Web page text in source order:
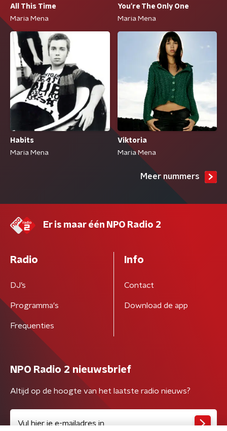
All This Time
Maria Mena
You're The Only One
Maria Mena
Habits
Maria Mena
Viktoria
Maria Mena
Meer nummers
Er is maar één NPO Radio 2
Radio
DJ’s
Programma's
Frequenties
Info
Contact
Download de app
NPO Radio 2 nieuwsbrief
Altijd op de hoogte van het laatste radio nieuws?